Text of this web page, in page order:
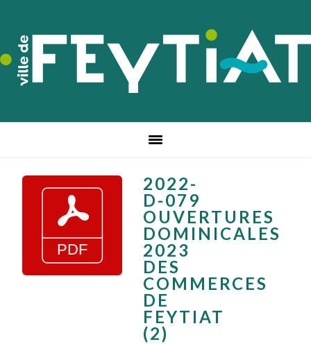
navigation
principale
contenu
principal
pied
de
page
2022-
D-079
OUVERTURES
DOMINICALES
2023
DES
COMMERCES
DE
FEYTIAT
(2)